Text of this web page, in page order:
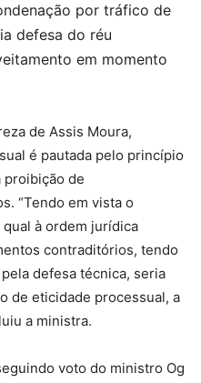
por tráfico de
defesa do réu
em momento
de Assis Moura,
é pautada pelo princípio
proibição de
“Tendo em vista o
à ordem jurídica
contraditórios, tendo
defesa técnica, seria
de eticidade processual, a
a ministra.
voto do ministro Og